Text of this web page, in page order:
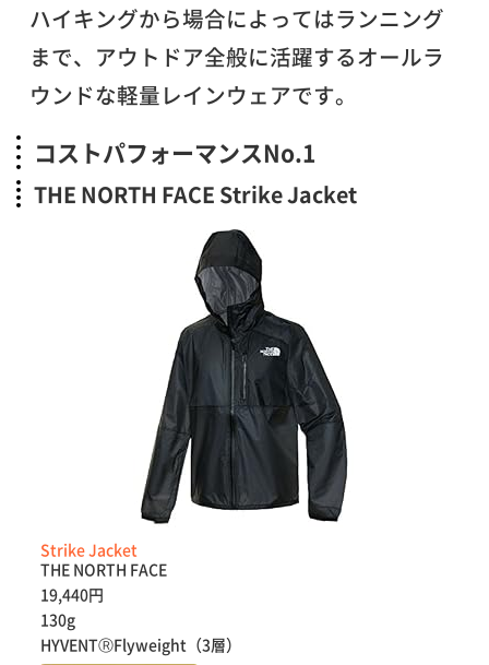
ハイキングから場合によってはランニング
まで、アウトドア全般に活躍するオールラ
ウンドな軽量レインウェアです。
コストパフォーマンスNo.1
THE NORTH FACE Strike Jacket
Strike Jacket
THE NORTH FACE
19,440円
130g
HYVENTⓇFlyweight（3層）